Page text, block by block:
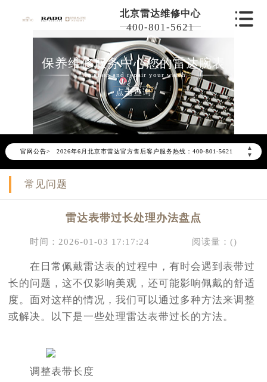
北京雷达维修中心
400-801-5621
保养维修服务中心您的雷达腕表
Maintain and repair your watch
点击查询
官网公告>
▲
▼
2026年6月雷达北京市售后服务网络优化升级公告
2026年6月北京市雷达官方售后客户服务热线：400-801-5621
2026年6月雷达售后服务中心最新网点地址：
常见问题
雷达表带过长处理办法盘点
时间：2026-01-03 17:17:24 阅读量：()
在日常佩戴雷达表的过程中，有时会遇到表带过
长的问题，这不仅影响美观，还可能影响佩戴的舒适
度。面对这样的情况，我们可以通过多种方法来调整
或解决。以下是一些处理雷达表带过长的方法。
调整表带长度